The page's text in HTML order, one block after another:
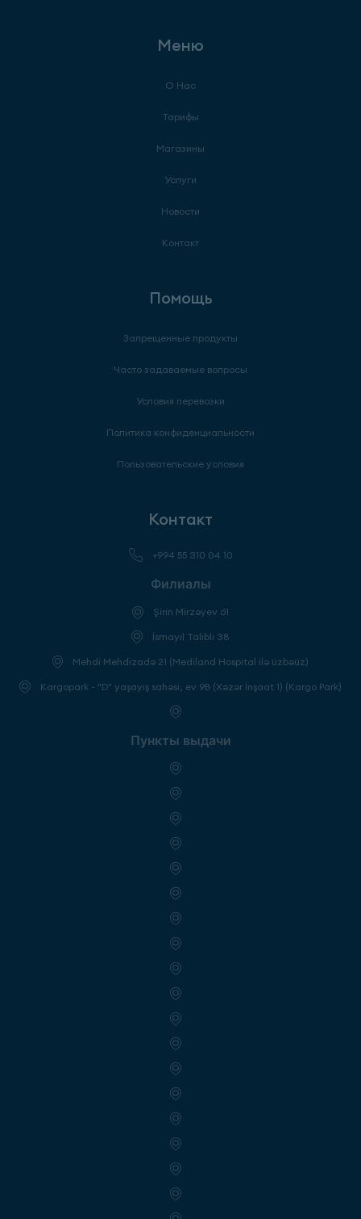
Меню
О Нас
Тарифы
Магазины
Услуги
Новости
Контакт
Помощь
Запрещенные продукты
Часто задаваемые вопросы
Условия перевозки
Политика конфиденциальности
Пользовательские условия
Контакт
+994 55 310 04 10
Филиалы
Şirin Mirzəyev 61
İsmayıl Talıblı 38
Mehdi Mehdizadə 21 (Mediland Hospital ilə üzbəüz)
Kargopark - "D" yaşayış sahəsi, ev 9B (Xəzər İnşaat 1) (Kargo Park)
Пункты выдачи